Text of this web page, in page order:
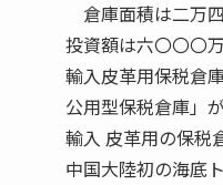
倉庫面積は二万
投資額は六〇〇〇
輸入皮革用保税倉
公用型保税倉庫」
輸入 皮革用の保税
中国大陸初の海底